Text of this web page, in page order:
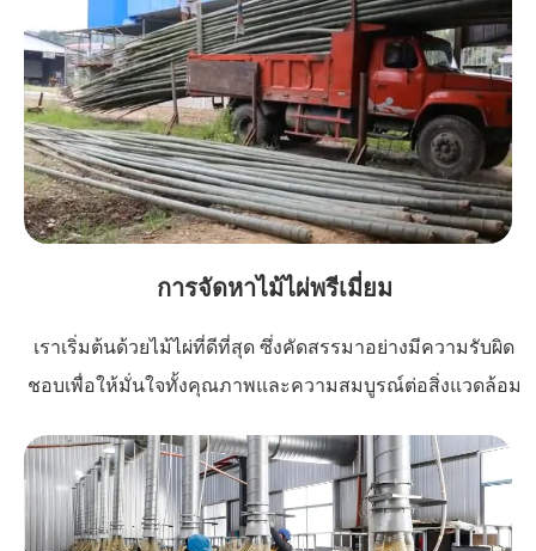
การจัดหาไม้ไผ่พรีเมี่ยม
เราเริ่มต้นด้วยไม้ไผ่ที่ดีที่สุด ซึ่งคัดสรรมาอย่างมีความรับผิด
ชอบเพื่อให้มั่นใจทั้งคุณภาพและความสมบูรณ์ต่อสิ่งแวดล้อม